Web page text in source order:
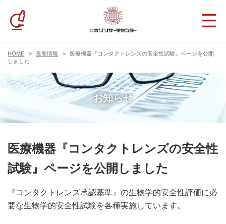
HOME 最新情報
医療機器『コンタクトレンズの安全性試験』ページを公開
しました
お知らせ
医療機器『コンタクトレンズの安全性
試験』ページを公開しました
『コンタクトレンズ承認基準』の生物学的安全性評価に必
要な生物学的安全性試験を各種実施しています。